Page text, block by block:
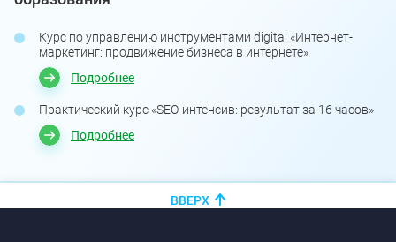
Курс по управлению инструментами digital «Интернет-
маркетинг: продвижение бизнеса в интернете»
Подробнее
Практический курс «SEO-интенсив: результат за 16 часов»
Подробнее
ВВЕРХ